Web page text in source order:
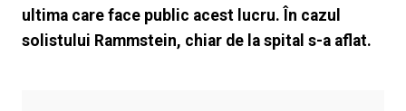
ultima care face public acest lucru. În cazul
solistului Rammstein, chiar de la spital s-a aflat.